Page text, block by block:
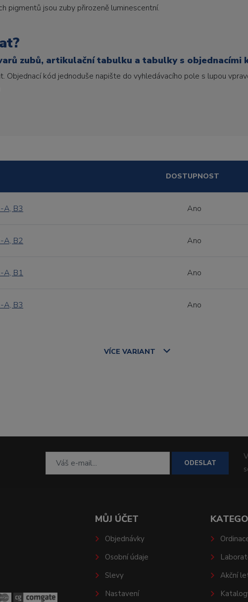
pigmentů jsou zuby přirozeně luminescentní.
zubů, artikulační tabulku a tabulky s objednacími
Objednací kód jednoduše napište do vyhledávacího pole s lupou
DOSTUPNOST
A, B3 Ano
A, B2 Ano
A, B1 Ano
A, B3 Ano
VÍCE VARIANT
ODESLAT
MŮJ ÚČET
Objednávky
Osobní údaje
Slevy
Nastavení
Akční